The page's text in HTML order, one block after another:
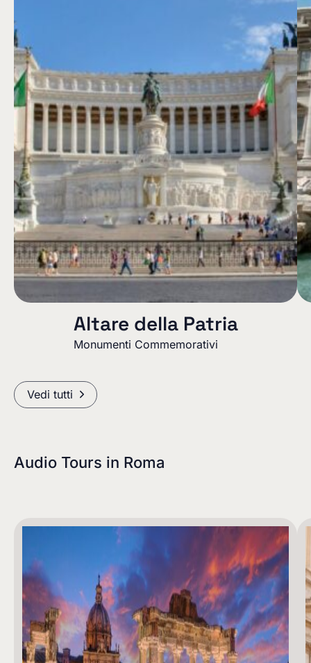
Altare della Patria
Monumenti Commemorativi
Vedi tutti
Audio Tours in Roma